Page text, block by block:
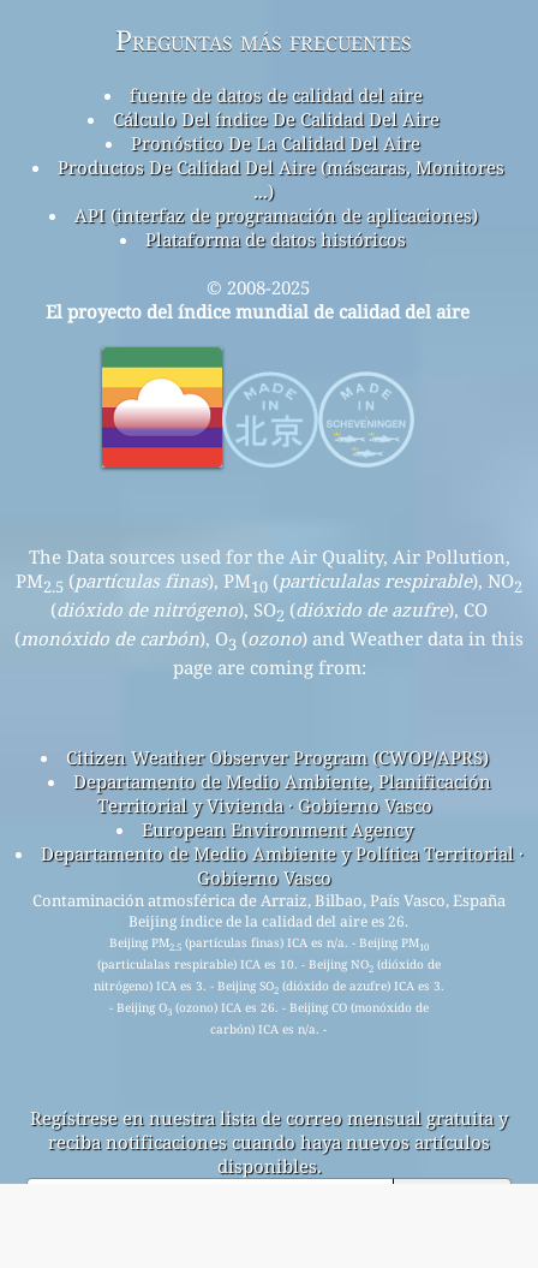
Preguntas más frecuentes
fuente de datos de calidad del aire
Cálculo Del índice De Calidad Del Aire
Pronóstico De La Calidad Del Aire
Productos De Calidad Del Aire (máscaras, Monitores
...)
API (interfaz de programación de aplicaciones)
Plataforma de datos históricos
© 2008-2025
El proyecto del índice mundial de calidad del aire
The Data sources used for the Air Quality, Air Pollution,
PM2.5 (partículas finas), PM10 (particulalas respirable), NO2
(dióxido de nitrógeno), SO2 (dióxido de azufre), CO
(monóxido de carbón), O3 (ozono) and Weather data in this
page are coming from:
Citizen Weather Observer Program (CWOP/APRS)
Departamento de Medio Ambiente, Planificación
Territorial y Vivienda · Gobierno Vasco
European Environment Agency
Departamento de Medio Ambiente y Política Territorial ·
Gobierno Vasco
Contaminación atmosférica de Arraiz, Bilbao, País Vasco, España
Beijing índice de la calidad del aire es 26.
Beijing PM2.5(partículas finas) ICA es n/a. - Beijing PM10
(particulalas respirable) ICA es 10. - Beijing NO2(dióxido de
nitrógeno) ICA es 3. - Beijing SO2(dióxido de azufre) ICA es 3.
- Beijing O3(ozono) ICA es 26. - Beijing CO (monóxido de
carbón) ICA es n/a. -
Regístrese en nuestra lista de correo mensual gratuita y
reciba notificaciones cuando haya nuevos artículos
disponibles.